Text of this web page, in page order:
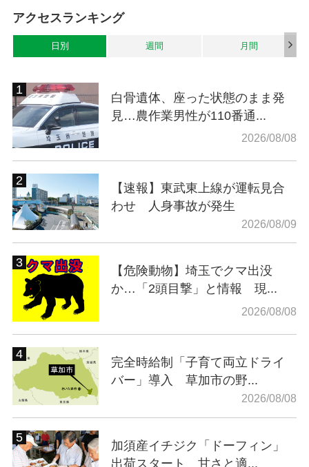
アクセスランキング
日別 週間 月間
白骨遺体、座った状態のまま発
見…農作業男性が110番通...
2026/08/08
【速報】東武東上線が運転見合
わせ 人身事故が発生
2026/08/09
【危険動物】埼玉でクマ出没
か…「2頭目撃」と情報 現...
2026/08/08
完全時給制「子育て両立ドライ
バー」導入 草加市の野...
2026/08/08
加須産イチジク「ドーフィン」
出荷スタート 甘さと適...